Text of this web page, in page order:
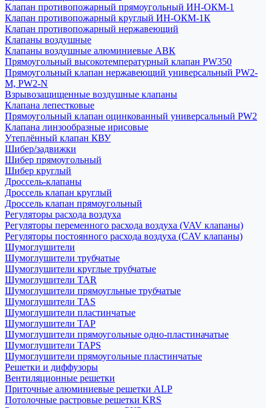
Клапан противопожарный прямоугольный ИН-ОКМ-1
Клапан противопожарный круглый ИН-ОКМ-1К
Клапан противопожарный нержавеющий
Клапаны воздушные
Клапаны воздушные алюминиевые АВК
Прямоугольный высокотемпературный клапан PW350
Прямоугольный клапан нержавеющий универсальный PW2-
M, PW2-N
Взрывозащищенные воздушные клапаны
Клапана лепестковые
Прямоугольный клапан оцинкованный универсальный PW2
Клапана линзообразные ирисовые
Утеплённый клапан КВУ
Шибер/задвижки
Шибер прямоугольный
Шибер круглый
Дроссель-клапаны
Дроссель клапан круглый
Дроссель клапан прямоугольный
Регуляторы расхода воздуха
Регуляторы переменного расхода воздуха (VAV клапаны)
Регуляторы постоянного расхода воздуха (CAV клапаны)
Шумоглушители
Шумоглушители трубчатые
Шумоглушители круглые трубчатые
Шумоглушители TAR
Шумоглушители прямоугльные трубчатые
Шумоглушители TAS
Шумоглушители пластинчатые
Шумоглушители TAP
Шумоглушители прямоугольные одно-пластиначатые
Шумоглушители TAPS
Шумоглушители прямоугольные пластинчатые
Решетки и диффузоры
Вентиляционные решетки
Приточные алюминиевые решетки ALP
Потолочные растровые решетки KRS